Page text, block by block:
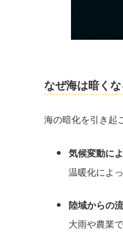
なぜ海は暗く
海の暗化を引き起
気候変動に
温暖化によ
陸域からの
大雨や農業